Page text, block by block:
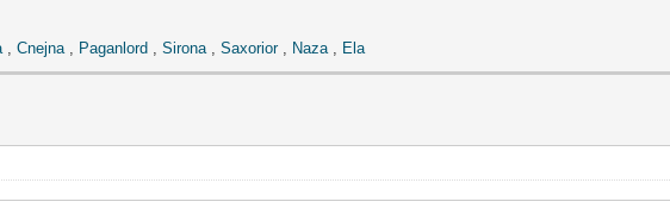
Cnejna Paganlord Sirona Saxorior, Naza Ela